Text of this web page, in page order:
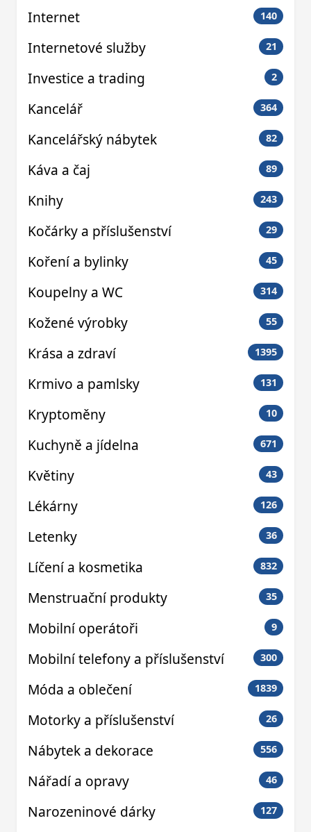
Internet 140
Internetové služby 21
Investice a trading 2
Kancelář 364
Kancelářský nábytek 82
Káva a čaj 89
Knihy 243
Kočárky a příslušenství 29
Koření a bylinky 45
Koupelny a WC 314
Kožené výrobky 55
Krása a zdraví 1395
Krmivo a pamlsky 131
Kryptoměny 10
Kuchyně a jídelna 671
Květiny 43
Lékárny 126
Letenky 36
Líčení a kosmetika 832
Menstruační produkty 35
Mobilní operátoři 9
Mobilní telefony a příslušenství 300
Móda a oblečení 1839
Motorky a příslušenství 26
Nábytek a dekorace 556
Nářadí a opravy 46
Narozeninové dárky 127